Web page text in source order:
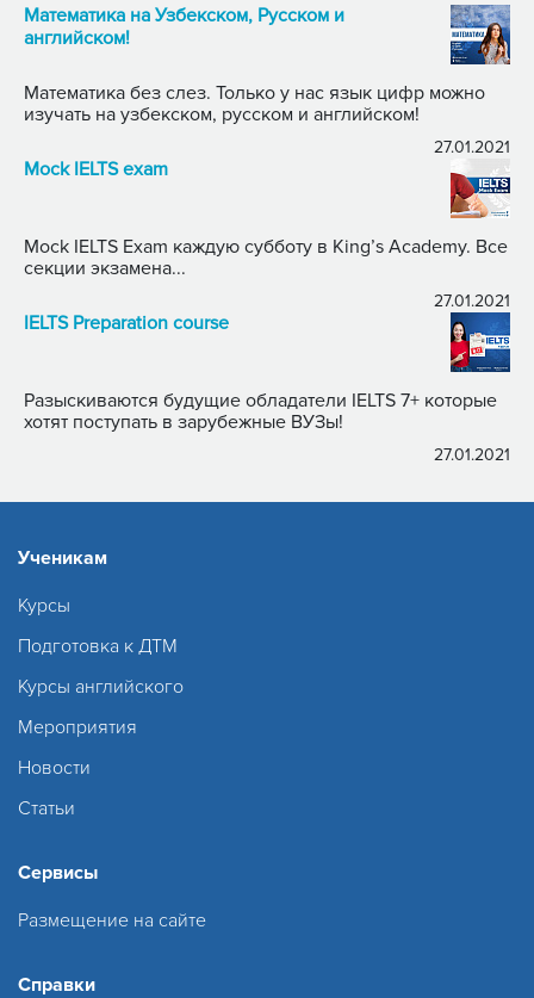
Математика на Узбекском, Русском и
английском!
Математика без слез. Только у нас язык цифр можно
изучать на узбекском, русском и английском!
27.01.2021
Mock IELTS exam
Mock IELTS Exam каждую субботу в King’s Academy. Все
секции экзамена...
27.01.2021
IELTS Preparation course
Разыскиваются будущие обладатели IELTS 7+ которые
хотят поступать в зарубежные ВУЗы!
27.01.2021
Ученикам
Курсы
Подготовка к ДТМ
Курсы английского
Мероприятия
Новости
Статьи
Сервисы
Размещение на сайте
Справки